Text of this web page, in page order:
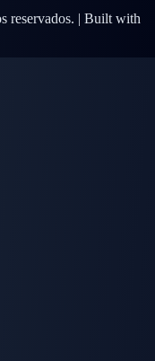
reservados. | Built with